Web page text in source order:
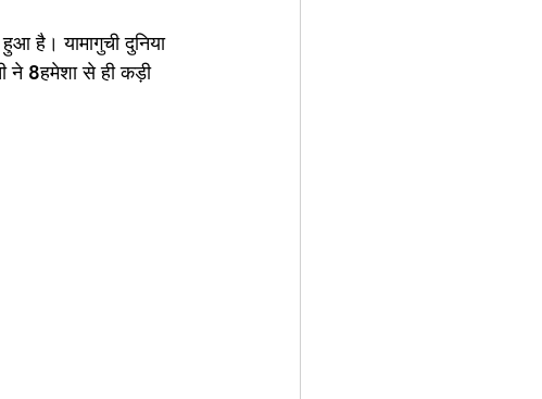
है। यामागुची दुनिया
ने 8हमेशा से ही कड़ी